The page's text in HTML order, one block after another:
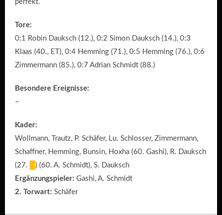
perfekt.
Tore:
0:1 Robin Dauksch (12.), 0:2 Simon Dauksch (14.), 0:3
Klaas (40., ET), 0:4 Hemming (71.), 0:5 Hemming (76.), 0:6
Zimmermann (85.), 0:7 Adrian Schmidt (88.)
Besondere Ereignisse:
–
Kader:
Wollmann, Trautz, P. Schäfer, Lu. Schlosser, Zimmermann,
Schaffner, Hemming, Bunsin, Hoxha (60. Gashi), R. Dauksch
(27.
) (60. A. Schmidt), S. Dauksch
Ergänzungspieler: Gashi, A. Schmidt
2. Torwart: Schäfer